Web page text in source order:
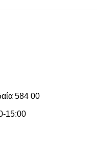
584 00
15:00